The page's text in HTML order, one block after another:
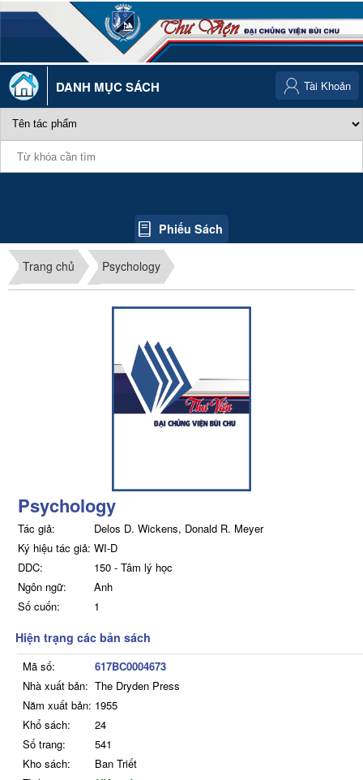
DANH MỤC SÁCH
Phiếu Sách
Tài Khoản
Trang chủ Psychology
Psychology
Tác giả:
Delos D. Wickens, Donald R. Meyer
Ký hiệu tác giả: WI-D
DDC:
150 - Tâm lý học
Ngôn ngữ:
Anh
Số cuốn:
1
Hiện trạng các bản sách
Mã số:
617BC0004673
Nhà xuất bản: The Dryden Press
Năm xuất bản: 1955
Khổ sách:
24
Số trang:
541
Kho sách:
Ban Triết